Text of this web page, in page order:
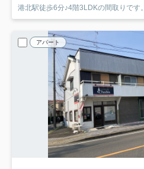
港北駅徒歩6分♪4階3LDKの間取りです。
アパート